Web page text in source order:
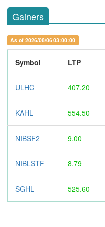
Gainers
As of 2026/08/06 03:00:00
Symbol LTP
ULHC 407.20
KAHL 554.50
NIBSF2 9.00
NIBLSTF 8.79
SGHL 525.60